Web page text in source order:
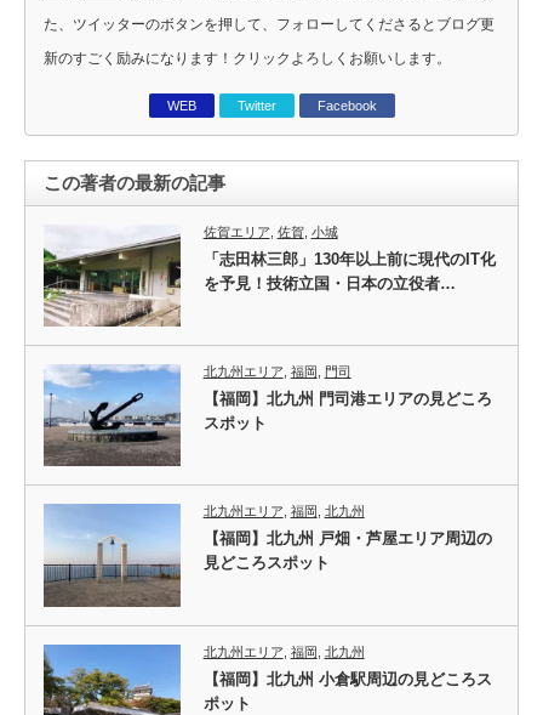
た、ツイッターのボタンを押して、フォローしてくださるとブログ更
新のすごく励みになります！クリックよろしくお願いします。
WEB Twitter Facebook
この著者の最新の記事
佐賀エリア 佐賀, 小城
「志田林三郎」130年以上前に現代のIT化
を予見！技術立国・日本の立役者…
北九州エリア 福岡 門司
【福岡】北九州 門司港エリアの見どころ
スポット
北九州エリア 福岡 北九州
【福岡】北九州 戸畑・芦屋エリア周辺の
見どころスポット
北九州エリア 福岡 北九州
【福岡】北九州 小倉駅周辺の見どころス
ポット